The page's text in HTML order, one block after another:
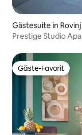
Gästesuite in Rovinj
Prestige Studio
Gäste-Favorit
Gäste-Favorit